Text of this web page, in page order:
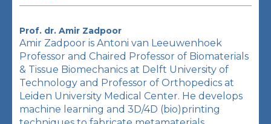
Prof. dr. Amir Zadpoor
Amir Zadpoor is Antoni van Leeuwenhoek
Professor and Chaired Professor of Biomaterials
& Tissue Biomechanics at Delft University of
Technology and Professor of Orthopedics at
Leiden University Medical Center. He develops
machine learning and 3D/4D (bio)printing